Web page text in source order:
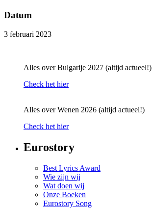
Datum
3 februari 2023
Alles over Bulgarije 2027 (altijd actueel!)
Check het hier
Alles over Wenen 2026 (altijd actueel!)
Check het hier
Eurostory
Best Lyrics Award
Wie zijn wij
Wat doen wij
Onze Boeken
Eurostory Song